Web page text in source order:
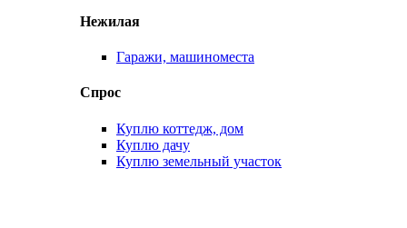
Нежилая
Гаражи, машиноместа
Спрос
Куплю коттедж, дом
Куплю дачу
Куплю земельный участок